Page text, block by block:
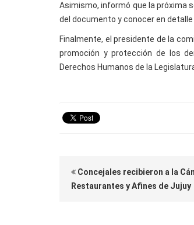
Asimismo, informó que la próxima
del documento y conocer en
Finalmente, el presidente de la
promoción y protección de los
Derechos Humanos de la
Concejales recibieron a la
Restaurantes y Afines de Jujuy